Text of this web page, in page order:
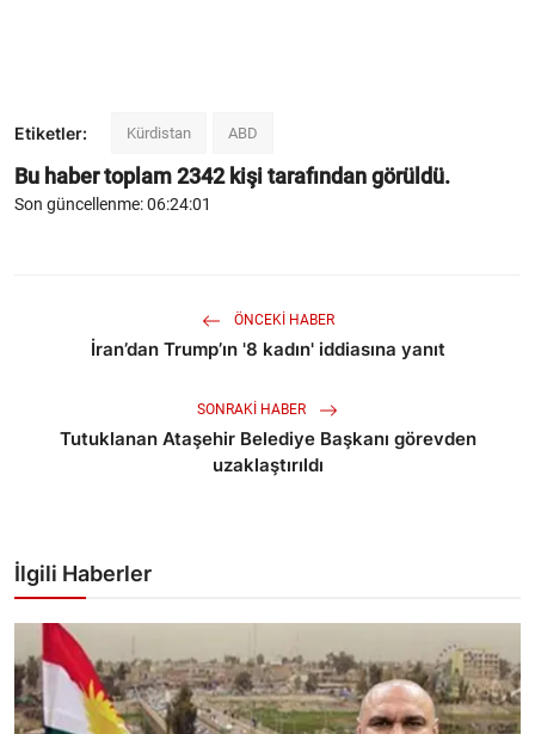
Etiketler: Kürdistan ABD
Bu haber toplam2342kişi tarafından görüldü.
Son güncellenme: 06:24:01
ÖNCEKI HABER
İran’dan Trump’ın '8 kadın' iddiasına yanıt
SONRAKI HABER
Tutuklanan Ataşehir Belediye Başkanı görevden
uzaklaştırıldı
İlgili Haberler